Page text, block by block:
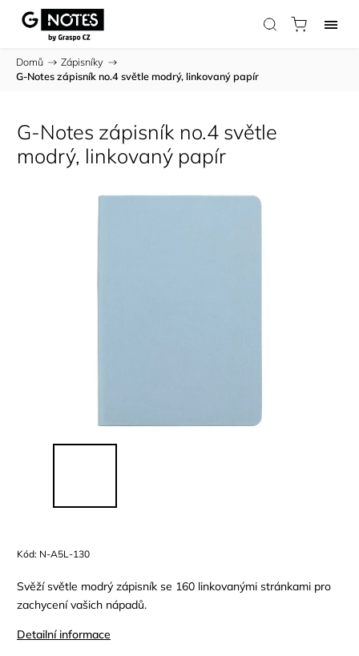
Domů / Zápisníky /
G-Notes zápisník no.4 světle modrý, linkovaný papír
G-Notes zápisník no.4 světle
modrý, linkovaný papír
Kód: N-A5L-130
Svěží světle modrý zápisník se 160 linkovanými stránkami pro
zachycení vašich nápadů.
Detailní informace